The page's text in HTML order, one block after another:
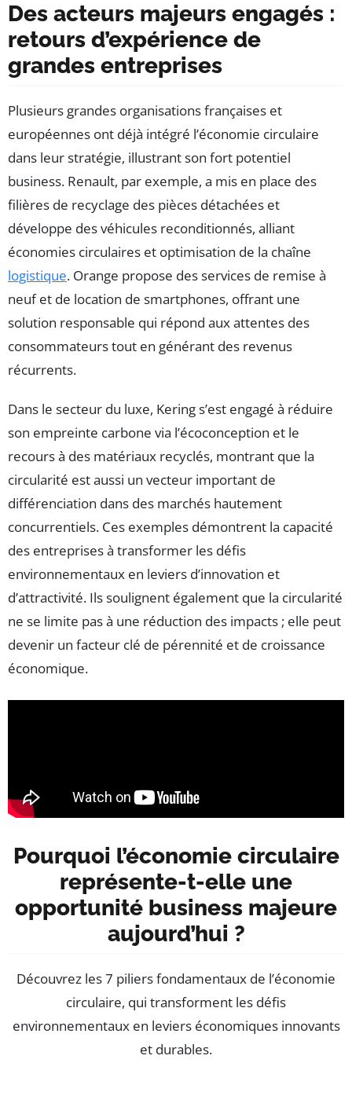
Des acteurs majeurs engagés :
retours d’expérience de
grandes entreprises
Plusieurs grandes organisations françaises et
européennes ont déjà intégré l’économie circulaire
dans leur stratégie, illustrant son fort potentiel
business. Renault, par exemple, a mis en place des
filières de recyclage des pièces détachées et
développe des véhicules reconditionnés, alliant
économies circulaires et optimisation de la chaîne
logistique. Orange propose des services de remise à
neuf et de location de smartphones, offrant une
solution responsable qui répond aux attentes des
consommateurs tout en générant des revenus
récurrents.
Dans le secteur du luxe, Kering s’est engagé à réduire
son empreinte carbone via l’écoconception et le
recours à des matériaux recyclés, montrant que la
circularité est aussi un vecteur important de
différenciation dans des marchés hautement
concurrentiels. Ces exemples démontrent la capacité
des entreprises à transformer les défis
environnementaux en leviers d’innovation et
d’attractivité. Ils soulignent également que la circularité
ne se limite pas à une réduction des impacts ; elle peut
devenir un facteur clé de pérennité et de croissance
économique.
Pourquoi l’économie circulaire
représente-t-elle une
opportunité business majeure
aujourd’hui ?
Découvrez les 7 piliers fondamentaux de l’économie
circulaire, qui transforment les défis
environnementaux en leviers économiques innovants
et durables.